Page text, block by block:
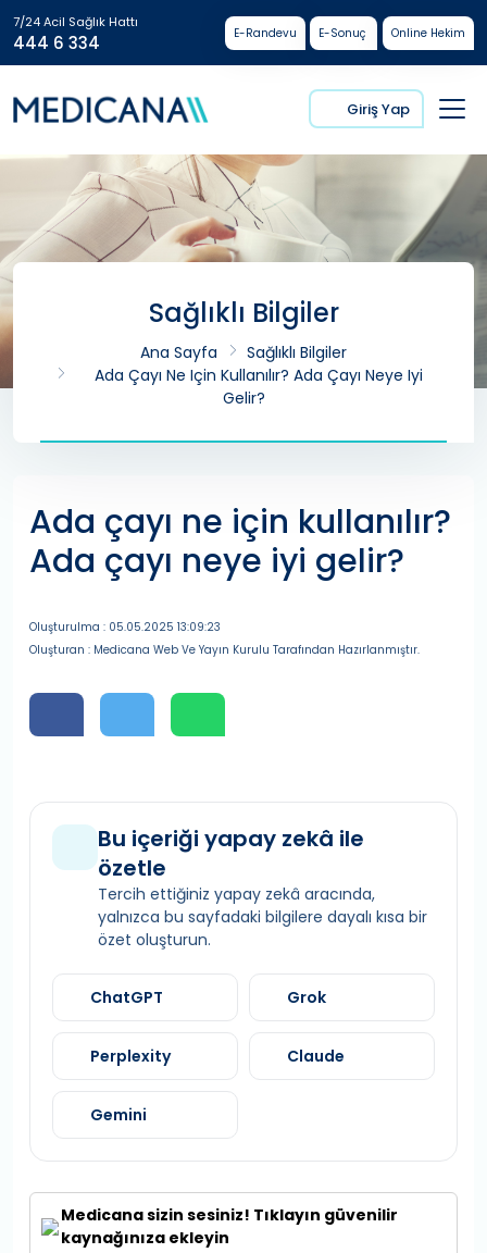
7/24 Acil Sağlık Hattı
444 6 334 E-Randevu E-Sonuç Online Hekim
Giriş Yap
Sağlıklı Bilgiler
Ana Sayfa
Sağlıklı Bilgiler
Ada Çayı Ne Için Kullanılır? Ada Çayı Neye Iyi
Gelir?
Ada çayı ne için kullanılır?
Ada çayı neye iyi gelir?
Oluşturulma : 05.05.2025 13:09:23
Oluşturan : Medicana Web Ve Yayın Kurulu Tarafından Hazırlanmıştır.
Bu içeriği yapay zekâ ile
özetle
Tercih ettiğiniz yapay zekâ aracında,
yalnızca bu sayfadaki bilgilere dayalı kısa bir
özet oluşturun.
ChatGPT Grok
Perplexity Claude
Gemini
Medicana sizin sesiniz! Tıklayın güvenilir
kaynağınıza ekleyin